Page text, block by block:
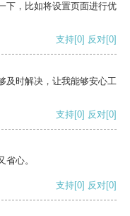
下，比如将设置页面进行优
支持[0] 反对[0]
及时解决，让我能够安心工
支持[0] 反对[0]
心。
支持[0] 反对[0]